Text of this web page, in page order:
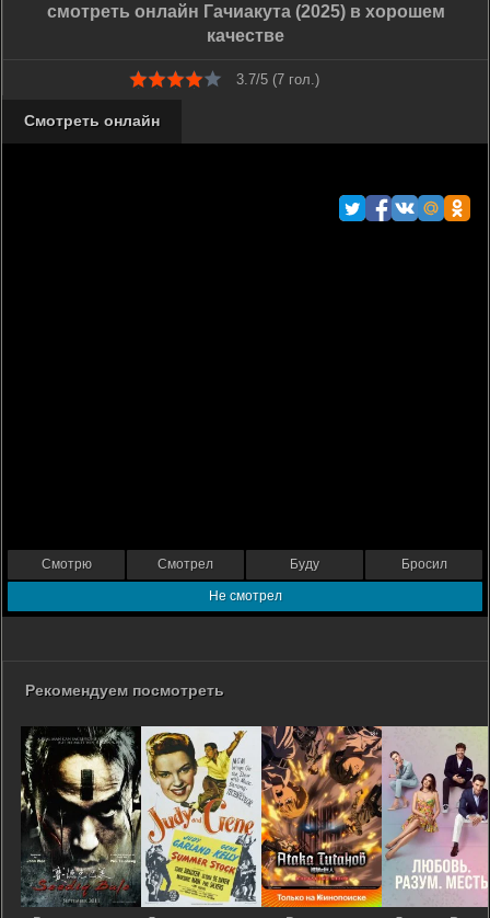
смотреть онлайн Гачиакута (2025) в хорошем
качестве
3.7/5 (7гол.)
Смотреть онлайн
Смотрю Смотрел Буду Бросил
Не смотрел
Рекомендуем посмотреть